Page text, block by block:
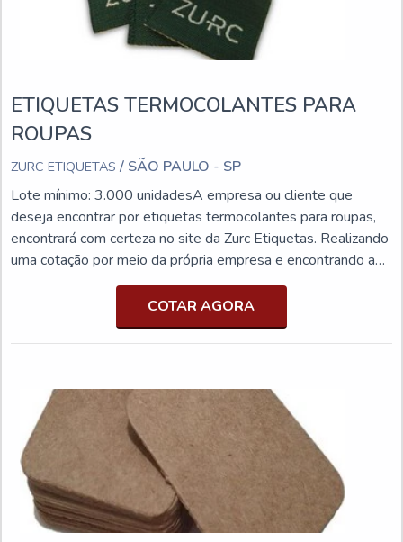
ETIQUETAS TERMOCOLANTES PARA
ROUPAS
ZURC ETIQUETAS / SÃO PAULO - SP
Lote mínimo: 3.000 unidadesA empresa ou cliente que
deseja encontrar por etiquetas termocolantes para roupas,
encontrará com certeza no site da Zurc Etiquetas. Realizando
uma cotação por meio da própria empresa e encontrando a
líder da área de atuação.UM POUCO MAIS SOBRE
ETIQUETAS TERMOCOLANTES PARA ROUPASSe
alguém busca por etiquetas termocolantes para roupas em
uma empresa que preza pela segurança, acha o site da Zurc
COTAR AGORA